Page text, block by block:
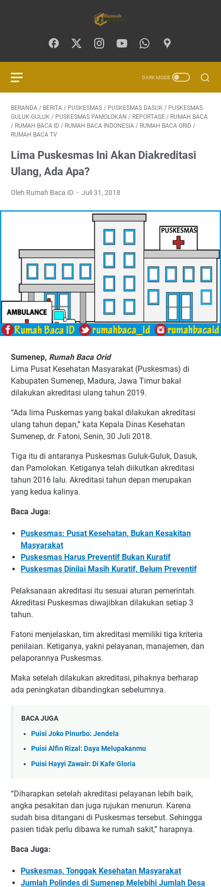
BERANDA / BERITA / PUSKESMAS / PUSKESMAS DASUK / PUSKESMAS
GULUK-GULUK / PUSKESMAS PAMOLOKAN / REPORTASE / RUMAH BACA
/ RUMAH BACA ID / RUMAH BACA INDONESIA / RUMAH BACA ORID /
RUMAH BACA TV
Lima Puskesmas Ini Akan Diakreditasi
Ulang, Ada Apa?
Oleh Rumah Baca ID Juli 31, 2018
Sumenep, Rumah Baca Orid
Lima Pusat Kesehatan Masyarakat (Puskesmas) di
Kabupaten Sumenep, Madura, Jawa Timur bakal
dilakukan akreditasi ulang tahun 2019.
“Ada lima Puskemas yang bakal dilakukan akreditasi
ulang tahun depan,” kata Kepala Dinas Kesehatan
Sumenep, dr. Fatoni, Senin, 30 Juli 2018.
Tiga itu di antaranya Puskesmas Guluk-Guluk, Dasuk,
dan Pamolokan. Ketiganya telah diikutkan akreditasi
tahun 2016 lalu. Akreditasi tahun depan merupakan
yang kedua kalinya.
Baca Juga:
Puskesmas: Pusat Kesehatan, Bukan Kesakitan
Masyarakat
Puskesmas Harus Preventif Bukan Kuratif
Puskesmas Dinilai Masih Kuratif, Belum Preventif
Pelaksanaan akreditasi itu sesuai aturan pemerintah.
Akreditasi Puskesmas diwajibkan dilakukan setiap 3
tahun.
Fatoni menjelaskan, tim akreditasi memiliki tiga kriteria
penilaian. Ketiganya, yakni pelayanan, manajemen, dan
pelaporannya Puskesmas.
Maka setelah dilakukan akreditasi, pihaknya berharap
ada peningkatan dibandingkan sebelumnya.
BACA JUGA
Puisi Joko Pinurbo: Jendela
Puisi Alfin Rizal: Daya Melupakanmu
Puisi Hayyi Zawair: Di Kafe Gloria
“Diharapkan setelah akreditasi pelayanan lebih baik,
angka pesakitan dan juga rujukan menurun. Karena
sudah bisa ditangani di Puskesmas tersebut. Sehingga
pasien tidak perlu dibawa ke rumah sakit,” harapnya.
Baca Juga:
Puskesmas, Tonggak Kesehatan Masyarakat
Jumlah Polindes di Sumenep Melebihi Jumlah Desa